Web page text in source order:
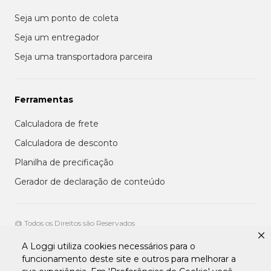
A Loggi utiliza cookies necessários para o
funcionamento deste site e outros para melhorar a
Seja um ponto de coleta
Seja um entregador
Seja uma transportadora parceira
Ferramentas
Calculadora de frete
Calculadora de desconto
Planilha de precificação
Gerador de declaração de conteúdo
@ Todos os Direitos são Reservados
Aviso de privacidade aos clientes
Termos de uso para entregadores